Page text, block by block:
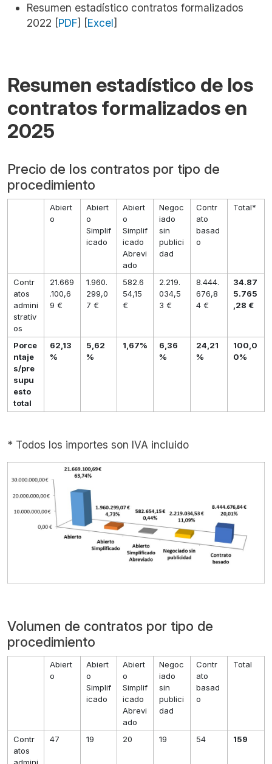
Resumen estadístico contratos formalizados
2022 [PDF] [Excel]
Resumen estadístico de los
contratos formalizados en
2025
Precio de los contratos por tipo de
procedimiento
Abiert
o
Abiert
o
Simplif
icado
Abiert
o
Simplif
icado
Abrevi
ado
Negoc
iado
sin
publici
dad
Contr
ato
basad
o
Total*
Contr
atos
admini
strativ
os
21.669
.100,6
9 €
1.960.
299,0
7 €
582.6
54,15
€
2.219.
034,5
3 €
8.444.
676,8
4 €
34.87
5.765
,28 €
Porce
ntaje
s/pre
supu
esto
total
62,13
%
5,62
%
1,67%
6,36
%
24,21
%
100,0
0%
* Todos los importes son IVA incluido
Volumen de contratos por tipo de
procedimiento
Abiert
o
Abiert
o
Simplif
icado
Abiert
o
Simplif
icado
Abrevi
ado
Negoc
iado
sin
publici
dad
Contr
ato
basad
o
Total
Contr
atos
admini
47 19 20 19 54 159